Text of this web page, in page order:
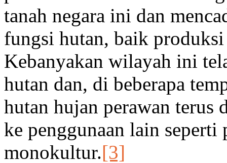
tanah negara ini dan
fungsi hutan, baik
Kebanyakan wilayah ini
hutan dan, di beberapa
hutan hujan perawan
ke penggunaan lain seperti
monokultur.[3]